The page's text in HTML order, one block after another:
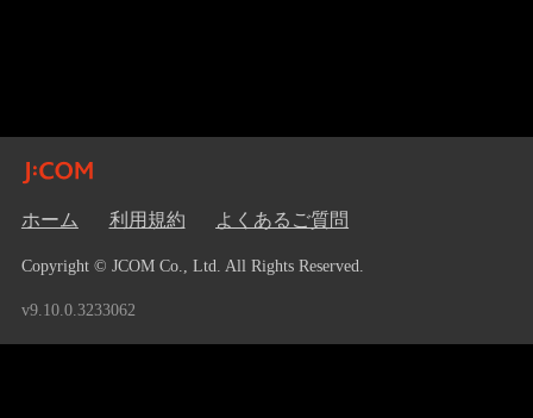
ホーム 利用規約 よくあるご質問
Copyright © JCOM Co., Ltd. All Rights Reserved.
v9.10.0.3233062